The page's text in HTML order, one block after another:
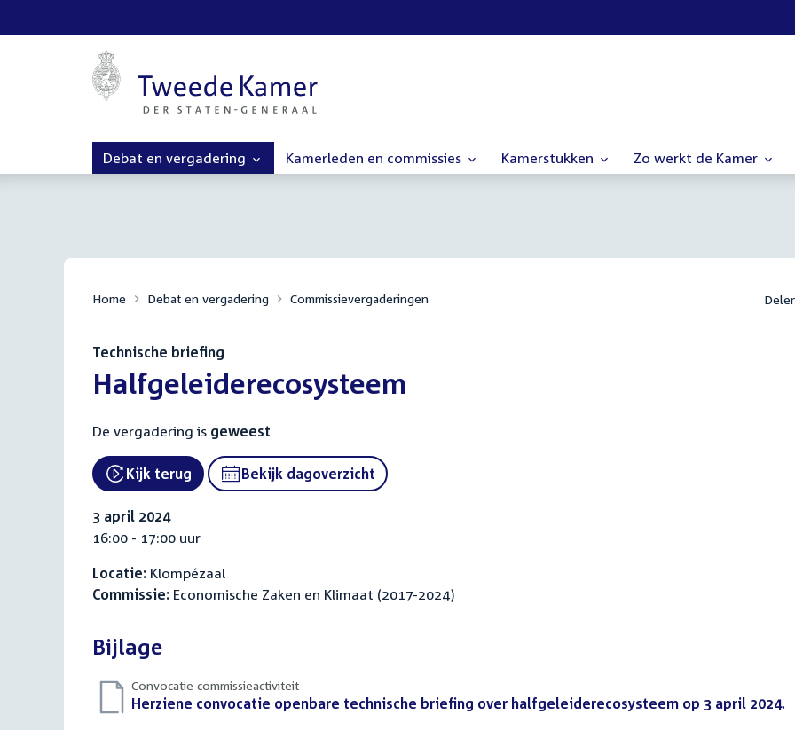
Debat en vergadering Kamerleden en commissies Kamerstukken Zo werkt de Kamer
Home Debat en vergadering Commissievergaderingen
Technische briefing
:Halfgeleiderecosysteem
De vergadering is geweest
External link:
Kijk terug Bekijk dagoverzicht
3 april 2024
16:00 - 17:00 uur
Locatie: Klompézaal
Commissie: Economische Zaken en Klimaat (2017-2024)
Bijlage
Convocatie commissieactiviteit
Download
Herziene convocatie openbare technische briefing over halfgeleiderecosysteem op 3 april 2024.